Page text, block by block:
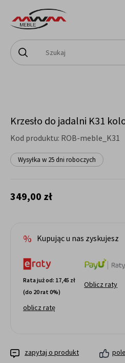
Krzesło do jadalni K31
Kod produktu: ROB-meble_K31
Wysyłka w 25 dni roboczych
349,00 zł
Kupując u nas zyskujesz
Rata już od: 17,45 zł
(do 20 rat 0%)
oblicz ratę
Oblicz raty
zapytaj o produkt